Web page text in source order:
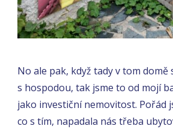
No ale pak, když tady v tom
s hospodou, tak jsme to od mojí
jako investiční nemovitost. Pořád
co s tím, napadala nás třeba